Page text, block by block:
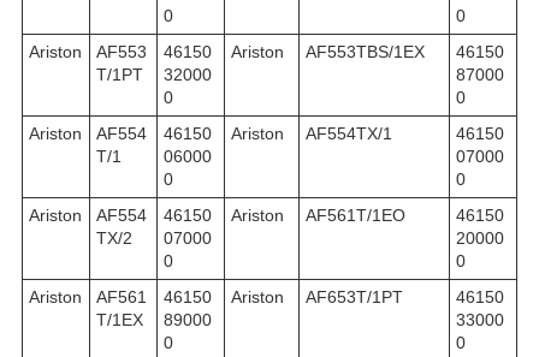
0
0
Ariston
AF553
T/1PT
46150
32000
0
Ariston AF553TBS/1EX
46150
87000
0
Ariston
AF554
T/1
46150
06000
0
Ariston AF554TX/1
46150
07000
0
Ariston
AF554
TX/2
46150
07000
0
Ariston AF561T/1EO
46150
20000
0
Ariston
AF561
T/1EX
46150
89000
0
Ariston AF653T/1PT
46150
33000
0